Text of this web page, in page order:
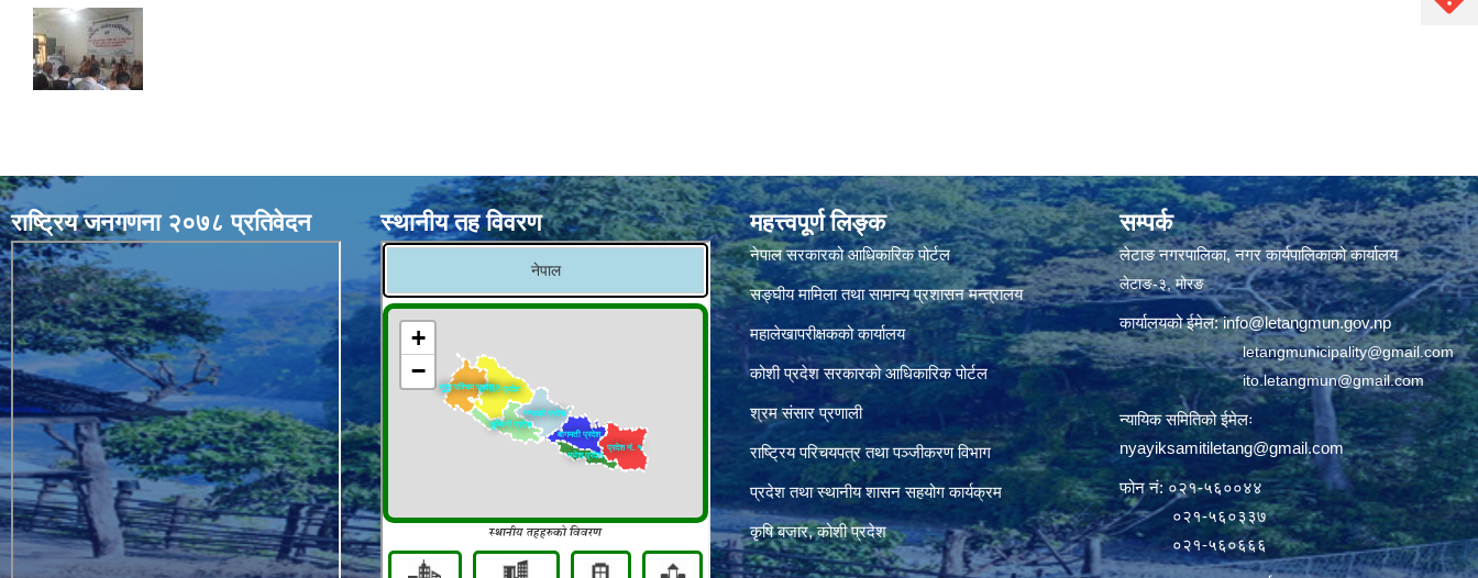
राष्ट्रिय जनगणना २०७८ प्रतिवेदन स्थानीय तह विवरण महत्त्वपूर्ण लिङ्क
नेपाल सरकारको आधिकारिक पोर्टल
सङ्‍घीय मामिला तथा सामान्य प्रशासन मन्त्रालय
महालेखापरीक्षकको कार्यालय
कोशी प्रदेश सरकारको आधिकारिक पोर्टल
श्रम संसार प्रणाली
राष्ट्रिय परिचयपत्र तथा पञ्जीकरण विभाग
प्रदेश तथा स्थानीय शासन सहयोग कार्यक्रम
कृषि बजार, कोशी प्रदेश
सम्पर्क
लेटाङ नगरपालिका, नगर कार्यपालिकाको कार्यालय
लेटाङ-३, मोरङ
कार्यालयको ईमेल:info@letangmun.gov.np
letangmunicipality@gmail.com
ito.letangmun@gmail.com
न्यायिक समितिको ईमेलः
nyayiksamitiletang@gmail.com
फोन नं: ०२१-५६००४४
०२१-५६०३३७
०२१-५६०६६६